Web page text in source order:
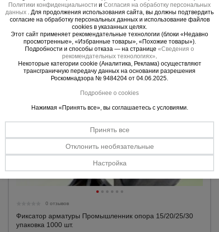
1150 руб.
730 руб.
Купить
0 отзывов
Фиксатор арматуры Промышленник опора 15/20/25/30
упаковка 1000 шт.
Политики конфиденциальности и Согласия на обработку персональных
данных . Для продолжения использования сайта, вы должны подтвердить
согласие на обработку персональных данных и использование файлов
cookies в указанных целях.
Этот сайт применяет рекомендательные технологии (блоки «Недавно
просмотренные», «Избранные товары», «Похожие товары»).
Подробности и способы отказа — на странице «Сведения о
рекомендательных технологиях».
Некоторые категории cookie (Аналитика, Реклама) осуществляют
трансграничную передачу данных на основании разрешения
Роскомнадзора № 9484204 от 04.06.2025.
Подробнее о cookies
Нажимая «Принять все», вы соглашаетесь с условиями.
Принять все
Отклонить необязательные
Настройка